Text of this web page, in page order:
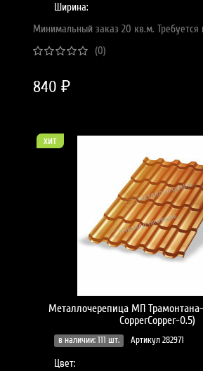
Ширина:
Минимальный заказ 20 кв.м. Требуется
(0)
840 ₽
хит
Металлочерепица МП Трамонтана-
CopperCopper-0.5)
в наличии: 111 шт. Артикул 282971
Цвет: